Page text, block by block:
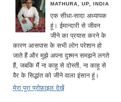
MATHURA, UP, INDIA
एक सीधा-सादा अध्यापक
हूं। ईमान्दारी से जीवन
जीने का प्रयास करने के
कारण आसपास के सभी लोग परेशान हो
जाते हैं और मुझे अपना दुश्मन समझने लगते
हैं, जबकि मैं ना काहू से दोस्ती, ना काहू से
वैर के सिद्धांत को जीने वाला इंसान हूं।
मेरा पूरा प्रोफ़ाइल देखें